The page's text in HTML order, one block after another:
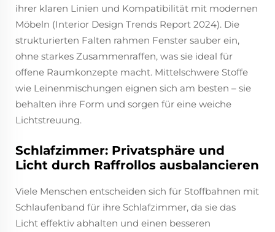
ihrer klaren Linien und Kompatibilität mit modernen
Möbeln (Interior Design Trends Report 2024). Die
strukturierten Falten rahmen Fenster sauber ein,
ohne starkes Zusammenraffen, was sie ideal für
offene Raumkonzepte macht. Mittelschwere Stoffe
wie Leinenmischungen eignen sich am besten – sie
behalten ihre Form und sorgen für eine weiche
Lichtstreuung.
Schlafzimmer: Privatsphäre und
Licht durch Raffrollos ausbalancieren
Viele Menschen entscheiden sich für Stoffbahnen mit
Schlaufenband für ihre Schlafzimmer, da sie das
Licht effektiv abhalten und einen besseren